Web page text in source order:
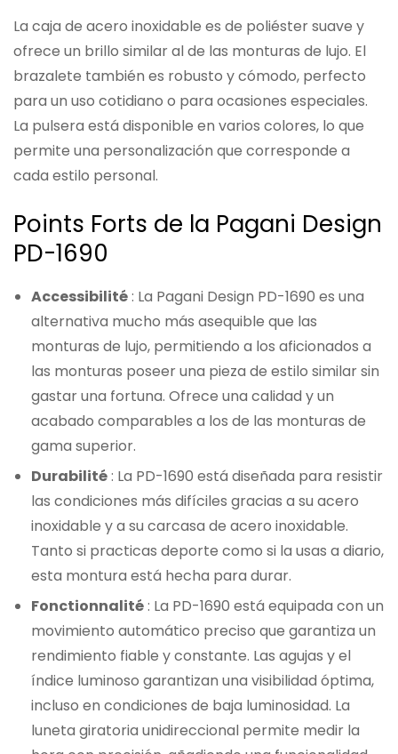
La caja de acero inoxidable es de poliéster suave y
ofrece un brillo similar al de las monturas de lujo. El
brazalete también es robusto y cómodo, perfecto
para un uso cotidiano o para ocasiones especiales.
La pulsera está disponible en varios colores, lo que
permite una personalización que corresponde a
cada estilo personal.
Points Forts de la Pagani Design
PD-1690
Accessibilité: La Pagani Design PD-1690 es una
alternativa mucho más asequible que las
monturas de lujo, permitiendo a los aficionados a
las monturas poseer una pieza de estilo similar sin
gastar una fortuna. Ofrece una calidad y un
acabado comparables a los de las monturas de
gama superior.
Durabilité: La PD-1690 está diseñada para resistir
las condiciones más difíciles gracias a su acero
inoxidable y a su carcasa de acero inoxidable.
Tanto si practicas deporte como si la usas a diario,
esta montura está hecha para durar.
Fonctionnalité: La PD-1690 está equipada con un
movimiento automático preciso que garantiza un
rendimiento fiable y constante. Las agujas y el
índice luminoso garantizan una visibilidad óptima,
incluso en condiciones de baja luminosidad. La
luneta giratoria unidireccional permite medir la